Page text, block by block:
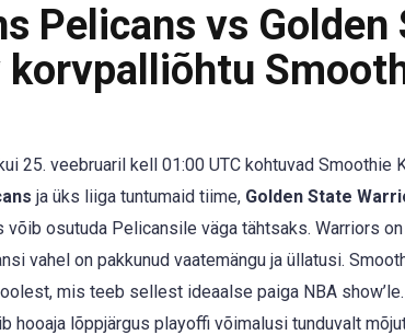
Pelicans vs Golden
korvpalliõhtu
25. veebruaril kell 01:00 UTC kohtuvad Smoothie
ja üks liiga tuntumaid tiime, Golden State
osutuda Pelicansile väga tähtsaks. Warriors
vahel on pakkunud vaatemängu ja üllatusi.
mis teeb sellest ideaalse paiga NBA
hooaja lõppjärgus playoffi võimalusi tunduvalt